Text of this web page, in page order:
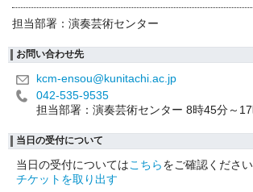
担当部署：演奏芸術センター
お問い合わせ先
kcm-ensou@kunitachi.ac.jp
042-535-9535
担当部署：演奏芸術センター 8時45分～17
当日の受付について
当日の受付についてはこちらをご確認ください
チケットを取り出す